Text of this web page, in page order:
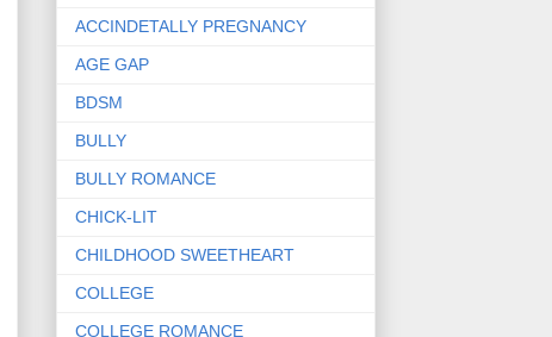
ACCINDETALLY PREGNANCY
AGE GAP
BDSM
BULLY
BULLY ROMANCE
CHICK-LIT
CHILDHOOD SWEETHEART
COLLEGE
COLLEGE ROMANCE